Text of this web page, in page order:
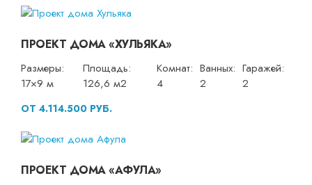
ПРОЕКТ ДОМА «ХУЛЬЯКА»
Размеры:
17×9 м
Площадь:
126,6 м2
Комнат:
4
Ванных:
2
Гаражей:
2
ОТ 4.114.500 РУБ.
ПРОЕКТ ДОМА «АФУЛА»